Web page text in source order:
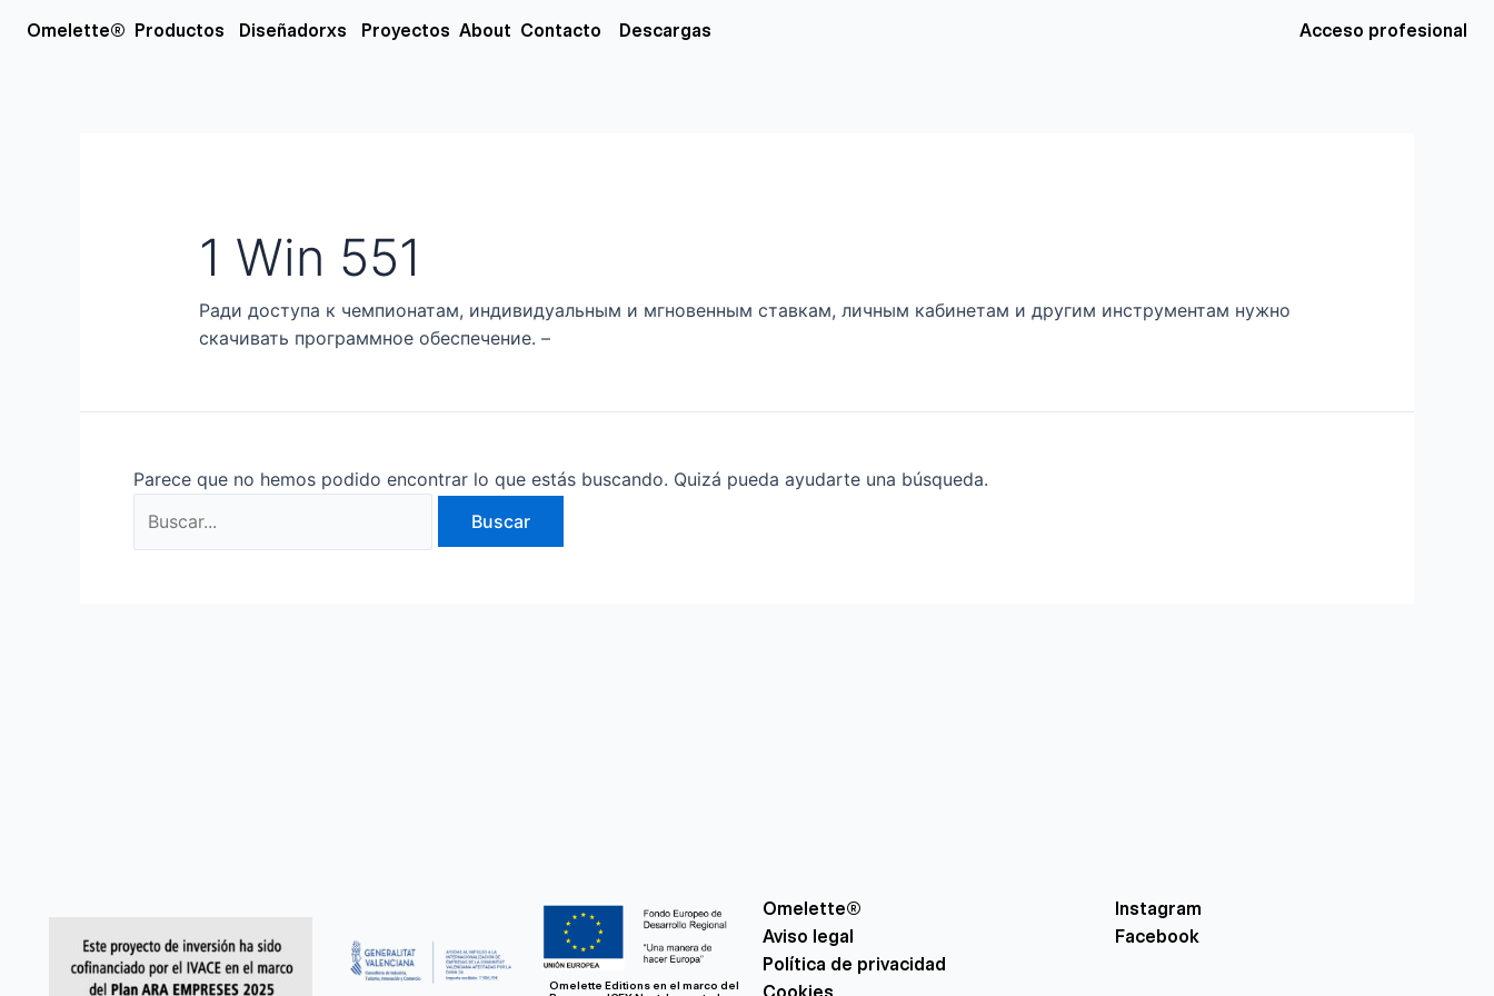
Omelette® Productos Open Productos
Diseñadorxs Open Diseñadorxs
Proyectos About Contacto Descargas Acceso profesional
1 Win 551
Ради доступа к чемпионатам, индивидуальным и мгновенным ставкам, личным кабинетам и другим инструментам нужно
скачивать программное обеспечение. –
Parece que no hemos podido encontrar lo que estás buscando. Quizá pueda ayudarte una búsqueda.
por:
Omelette Editions en el marco del
Omelette®
Aviso legal
Política de privacidad
Instagram
Facebook